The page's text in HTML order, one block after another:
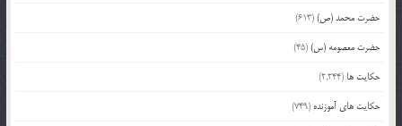
حضرت محمد (ص)(613)
حضرت معصومه (س)(45)
حکایت ها (2,244)
حکایت های آموزنده (749)